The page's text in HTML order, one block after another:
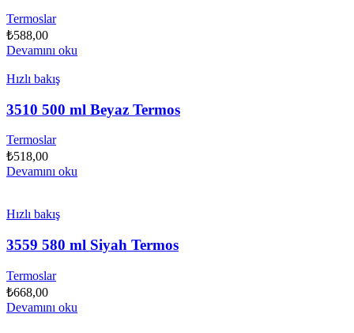
Termoslar
₺588,00
Devamını oku
Hızlı bakış
3510 500 ml Beyaz Termos
Termoslar
₺518,00
Devamını oku
Hızlı bakış
3559 580 ml Siyah Termos
Termoslar
₺668,00
Devamını oku